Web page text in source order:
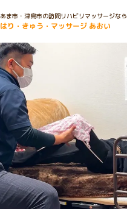
あま市・津島市の訪問リハビリマッサージなら
はり・きゅう・マッサージ あおい